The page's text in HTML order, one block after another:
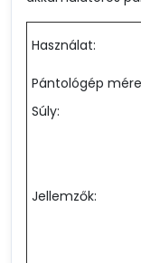
Használat:
Pántológép
Súly:
Jellemzők: